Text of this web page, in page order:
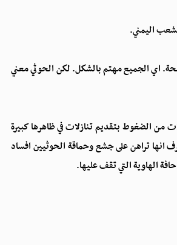
اليمني.
اي الجميع مهتم بالشكل. لكن الحوثي معني
من الضغوط بتقديم تنازلات في ظاهرها كبيرة
انها تراهن على جشع وحماقة الحوثيين افساد
الهاوية التي تقف عليها.